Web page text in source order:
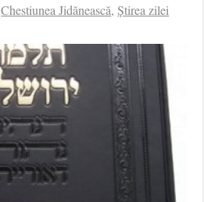
Chestiunea Jidănească,Știrea zilei